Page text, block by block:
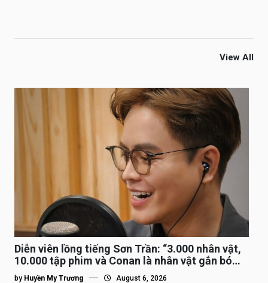
View All
Diễn viên lồng tiếng Sơn Trần: “3.000 nhân vật,
10.000 tập phim và Conan là nhân vật gắn bó
lâu nhất”
by Huyền My Trương August 6, 2026